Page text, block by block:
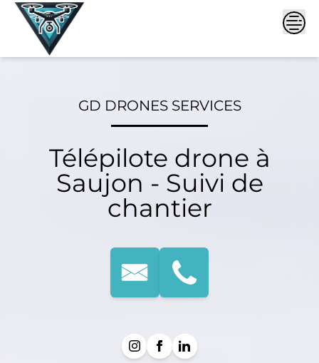
Skip
GD DRONES SERVICES
Télépilote drone à
Saujon - Suivi de
chantier